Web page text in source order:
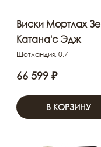
Виски Мортлах Зе
Катана'с Эдж
Шотландия, 0,7
66 599 ₽
В КОРЗИНУ